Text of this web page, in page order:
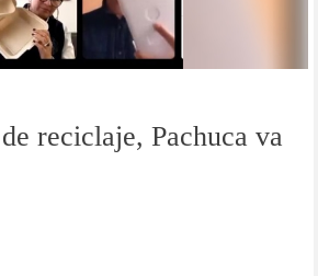
reciclaje, Pachuca va